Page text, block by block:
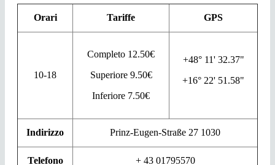
Orari Tariffe GPS
10-18
Completo 12.50€
Superiore 9.50€
Inferiore 7.50€
+48° 11' 32.37"
+16° 22' 51.58"
Indirizzo Prinz-Eugen-Straße 27 1030
Telefono + 43 01795570